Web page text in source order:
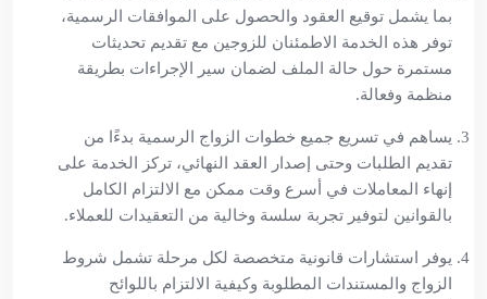
بما يشمل توقيع العقود والحصول على الموافقات الرسمية،
توفر هذه الخدمة الاطمئنان للزوجين مع تقديم تحديثات
مستمرة حول حالة الملف لضمان سير الإجراءات بطريقة
منظمة وفعالة.
يساهم في تسريع جميع خطوات الزواج الرسمية بدءًا من
تقديم الطلبات وحتى إصدار العقد النهائي، تركز الخدمة على
إنهاء المعاملات في أسرع وقت ممكن مع الالتزام الكامل
بالقوانين لتوفير تجربة سلسة وخالية من التعقيدات للعملاء.
يوفر استشارات قانونية متخصصة لكل مرحلة تشمل شروط
الزواج والمستندات المطلوبة وكيفية الالتزام باللوائح